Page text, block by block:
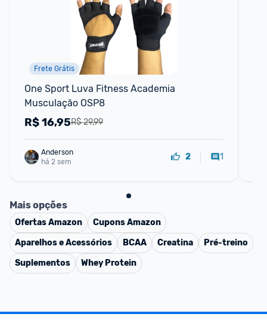
Frete Grátis
One Sport Luva Fitness Academia
Musculação OSP8
R$ 29,99
R$16,95
Anderson
há 2 sem
2 1
Mais opções
OfertasAmazon CuponsAmazon
Aparelhos e Acessórios
BCAA Creatina
Pré-treino
Suplementos
Whey Protein